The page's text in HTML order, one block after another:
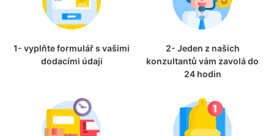
1- vyplňte formulář s vašimi
dodacími údaji
2- Jeden z našich
konzultantů vám zavolá do
24 hodin